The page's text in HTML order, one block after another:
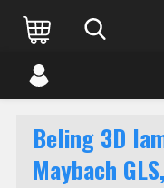
Beling 3D
Maybach